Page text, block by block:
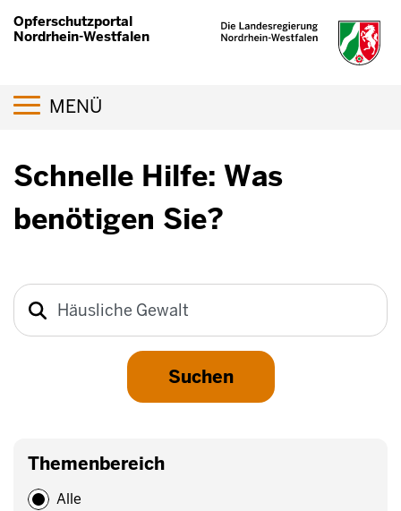
zum
Opferschutzportal
Nordrhein-Westfalen
Navigation aktivieren/deaktivieren
MENÜ
Schnelle Hilfe: Was
benötigen Sie?
Suche
Themenbereich
Alle